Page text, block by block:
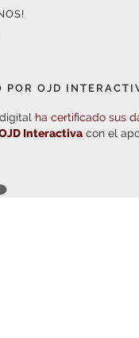
POR OJD
ha certificado sus
Interactiva con el